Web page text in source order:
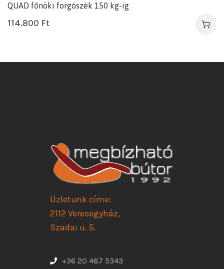
QUAD főnöki forgószék 150 kg-ig
114.800 Ft
Üzletünk címe:
2112 Veresegyház,
Szadai u. 5.
+36 20 487 5343